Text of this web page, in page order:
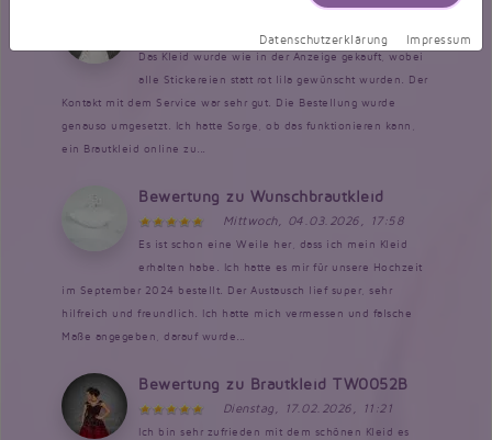
Bewertung zu Brautkleid TW0068B
Dienstag, 17.03.2026, 16:14
Das Kleid wurde wie in der Anzeige gekauft, wobei
alle Stickereien statt rot lila gewünscht wurden. Der
Kontakt mit dem Service war sehr gut. Die Bestellung wurde
genauso umgesetzt. Ich hatte Sorge, ob das funktionieren kann,
ein Brautkleid online zu...
Bewertung zu Wunschbrautkleid
Mittwoch, 04.03.2026, 17:58
Es ist schon eine Weile her, dass ich mein Kleid
erhalten habe. Ich hatte es mir für unsere Hochzeit
im September 2024 bestellt. Der Austausch lief super, sehr
hilfreich und freundlich. Ich hatte mich vermessen und falsche
Maße angegeben, darauf wurde...
Bewertung zu Brautkleid TW0052B
Dienstag, 17.02.2026, 11:21
Ich bin sehr zufrieden mit dem schönen Kleid es
Datenschutzerklärung Impressum